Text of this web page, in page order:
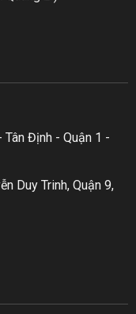
Định - Quận 1 -
Duy Trinh, Quận 9,